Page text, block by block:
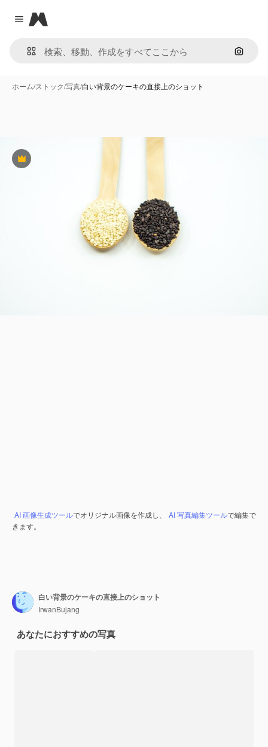
Close menu
Magnific
画像で
ホーム/ストック/写真/白い背景のケーキの直接上のショット
Premium
AI 画像生成ツールでオリジナル画像を作成し、 AI 写真編集ツールで編集で
きます。
白い背景のケーキの直接上のショット
IrwanBujang
あなたにおすすめの写真